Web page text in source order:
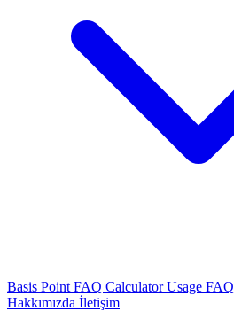
Basis Point FAQ Calculator Usage FAQ
Hakkımızda İletişim